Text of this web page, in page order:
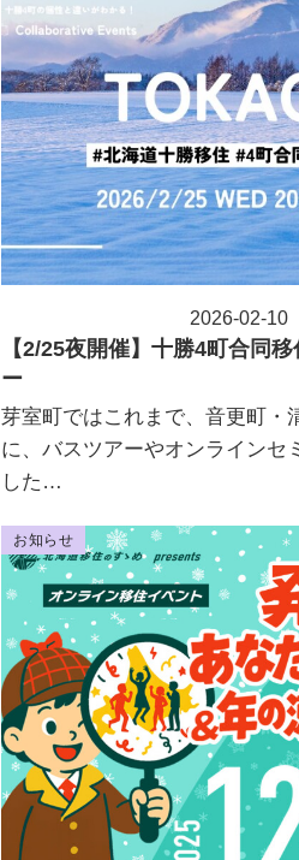
【2/25夜開催】十勝4町合同
ー
芽室町ではこれまで、音更町・
に、バスツアーやオンラインセ
した…
投稿日
2026-02-10
お知らせ